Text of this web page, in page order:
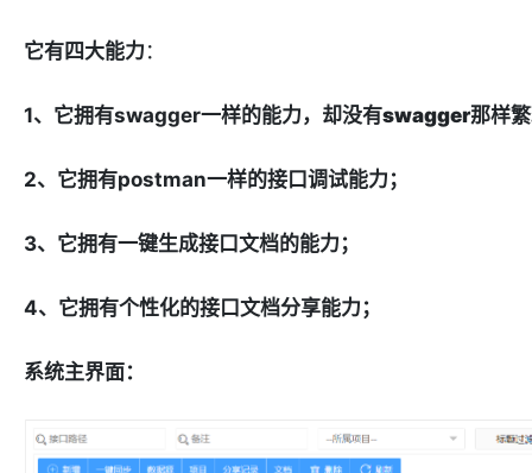
它有四大能力 ：
1、它拥有swagger一样的能力，却没有swagger那样
2、它拥有postman一样的接口调试能力；
3、它拥有一键生成接口文档的能力；
4、它拥有个性化的接口文档分享能力；
系统主界面：